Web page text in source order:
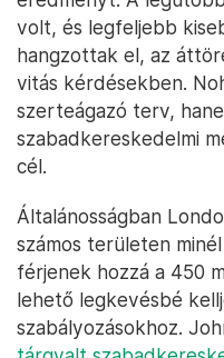
volt, és legfeljebb
hangzottak el, az
vitás kérdésekben.
szerteágazó terv,
szabadkereskedelmi
cél.
Általánosságban
számos területen
férjenek hozzá a 450
lehető legkevésbé
szabályozásokhoz.